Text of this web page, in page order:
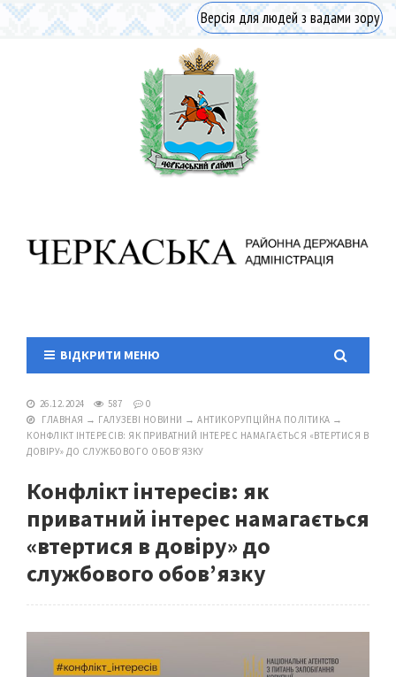
Версія для людей з вадами зору
ВІДКРИТИ МЕНЮ
26.12.2024 587
0
ГЛАВНАЯ → ГАЛУЗЕВІ НОВИНИ → АНТИКОРУПЦІЙНА ПОЛІТИКА →
КОНФЛІКТ ІНТЕРЕСІВ: ЯК ПРИВАТНИЙ ІНТЕРЕС НАМАГАЄТЬСЯ «ВТЕРТИСЯ В
ДОВІРУ» ДО СЛУЖБОВОГО ОБОВ’ЯЗКУ
Конфлікт інтересів: як
приватний інтерес намагається
«втертися в довіру» до
службового обов’язку